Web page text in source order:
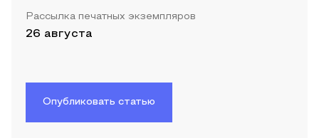
Рассылка печатных экземпляров
26 августа
Опубликовать статью